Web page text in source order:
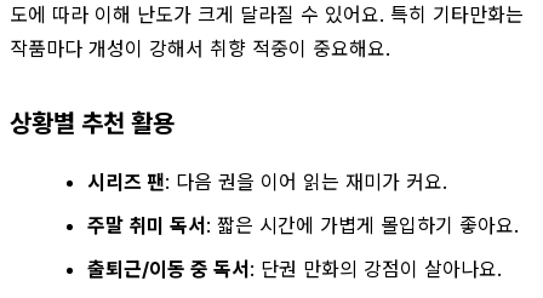
도에 따라 이해 난도가 크게 달라질 수 있어요. 특히 기타만화는
작품마다 개성이 강해서 취향 적중이 중요해요.
상황별 추천 활용
시리즈 팬: 다음 권을 이어 읽는 재미가 커요.
주말 취미 독서: 짧은 시간에 가볍게 몰입하기 좋아요.
출퇴근/이동 중 독서: 단권 만화의 강점이 살아나요.